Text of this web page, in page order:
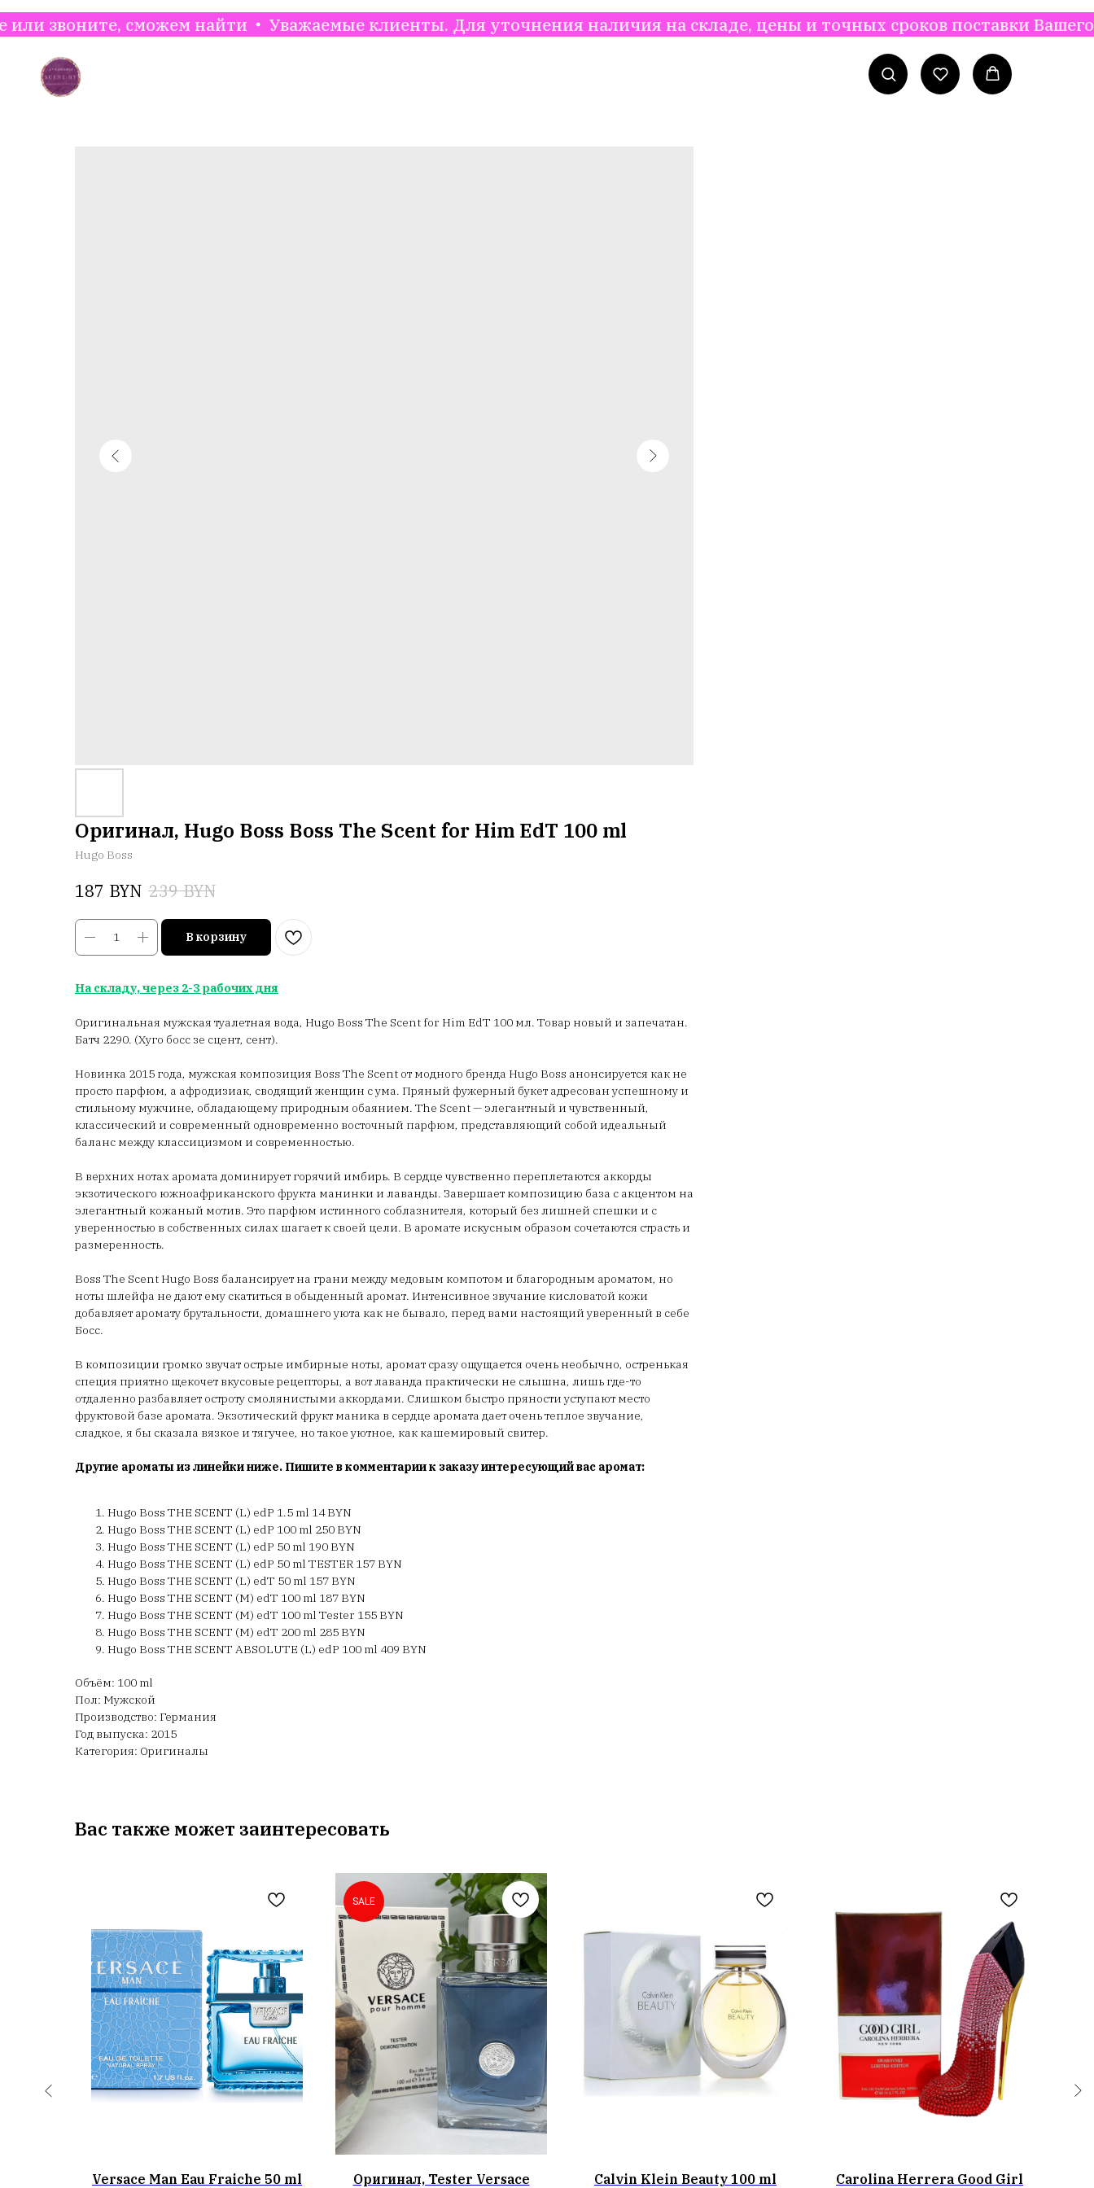
сможем найти Уважаемые клиенты. Для уточнения наличия на складе, цены и точных сроков поставки Вашего
Оригинал, Hugo Boss Boss The Scent for Him EdT 100 ml
Hugo Boss
187 BYN 239 BYN
В корзину
На складу, через 2-3 рабочих дня
Оригинальная мужская туалетная вода, Hugo Boss The Scent for Him EdT 100 мл. Товар новый и запечатан.
Батч 2290. (Хуго босс зе сцент, сент).
Новинка 2015 года, мужская композиция Boss The Scent от модного бренда Hugo Boss анонсируется как не
просто парфюм, а афродизиак, сводящий женщин с ума. Пряный фужерный букет адресован успешному и
стильному мужчине, обладающему природным обаянием. The Scent — элегантный и чувственный,
классический и современный одновременно восточный парфюм, представляющий собой идеальный
баланс между классицизмом и современностью.
В верхних нотах аромата доминирует горячий имбирь. В сердце чувственно переплетаются аккорды
экзотического южноафриканского фрукта манинки и лаванды. Завершает композицию база с акцентом на
элегантный кожаный мотив. Это парфюм истинного соблазнителя, который без лишней спешки и с
уверенностью в собственных силах шагает к своей цели. В аромате искусным образом сочетаются страсть и
размеренность.
Boss The Scent Hugo Boss балансирует на грани между медовым компотом и благородным ароматом, но
ноты шлейфа не дают ему скатиться в обыденный аромат. Интенсивное звучание кисловатой кожи
добавляет аромату брутальности, домашнего уюта как не бывало, перед вами настоящий уверенный в себе
Босс.
В композиции громко звучат острые имбирные ноты, аромат сразу ощущается очень необычно, остренькая
специя приятно щекочет вкусовые рецепторы, а вот лаванда практически не слышна, лишь где-то
отдаленно разбавляет остроту смолянистыми аккордами. Слишком быстро пряности уступают место
фруктовой базе аромата. Экзотический фрукт маника в сердце аромата дает очень теплое звучание,
сладкое, я бы сказала вязкое и тягучее, но такое уютное, как кашемировый свитер.
Другие ароматы из линейки ниже. Пишите в комментарии к заказу интересующий вас аромат:
Hugo Boss THE SCENT (L) edP 1.5 ml 14 BYN
Hugo Boss THE SCENT (L) edP 100 ml 250 BYN
Hugo Boss THE SCENT (L) edP 50 ml 190 BYN
Hugo Boss THE SCENT (L) edP 50 ml TESTER 157 BYN
Hugo Boss THE SCENT (L) edT 50 ml 157 BYN
Hugo Boss THE SCENT (M) edT 100 ml 187 BYN
Hugo Boss THE SCENT (M) edT 100 ml Tester 155 BYN
Hugo Boss THE SCENT (M) edT 200 ml 285 BYN
Hugo Boss THE SCENT ABSOLUTE (L) edP 100 ml 409 BYN
Объём: 100 ml
Пол: Мужской
Производство: Германия
Год выпуска: 2015
Категория: Оригиналы
Вас также может заинтересовать
Versace Man Eau Fraiche 50 ml
SALE
Оригинал, Tester Versace
Calvin Klein Beauty 100 ml
Carolina Herrera Good Girl